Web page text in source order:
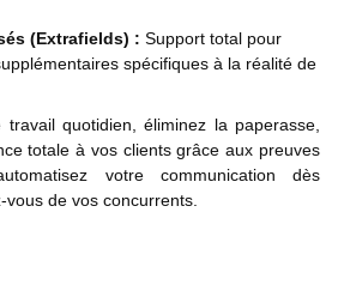
(Extrafields) : Support total pour
spécifiques à la réalité de
quotidien, éliminez la paperasse,
totale à vos clients grâce aux preuves
votre communication dès
de vos concurrents.